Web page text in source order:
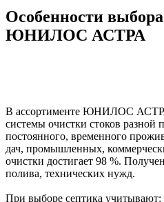
Особенности
ЮНИЛОС АСТРА
В ассортименте ЮНИЛОС
системы очистки стоков разной
постоянного, временного
дач, промышленных,
очистки достигает 98 %.
полива, технических нужд.
При выборе септика учитывают: